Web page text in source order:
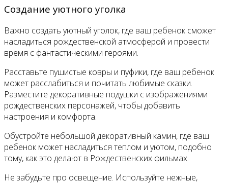
Создание уютного уголка
Важно создать уютный уголок, где ваш ребенок сможет
насладиться рождественской атмосферой и провести
время с фантастическими героями.
Расставьте пушистые ковры и пуфики, где ваш ребенок
может расслабиться и почитать любимые сказки.
Разместите декоративные подушки с изображениями
рождественских персонажей, чтобы добавить
настроения и комфорта.
Обустройте небольшой декоративный камин, где ваш
ребенок может насладиться теплом и уютом, подобно
тому, как это делают в Рождественских фильмах.
Не забудьте про освещение. Используйте нежные,